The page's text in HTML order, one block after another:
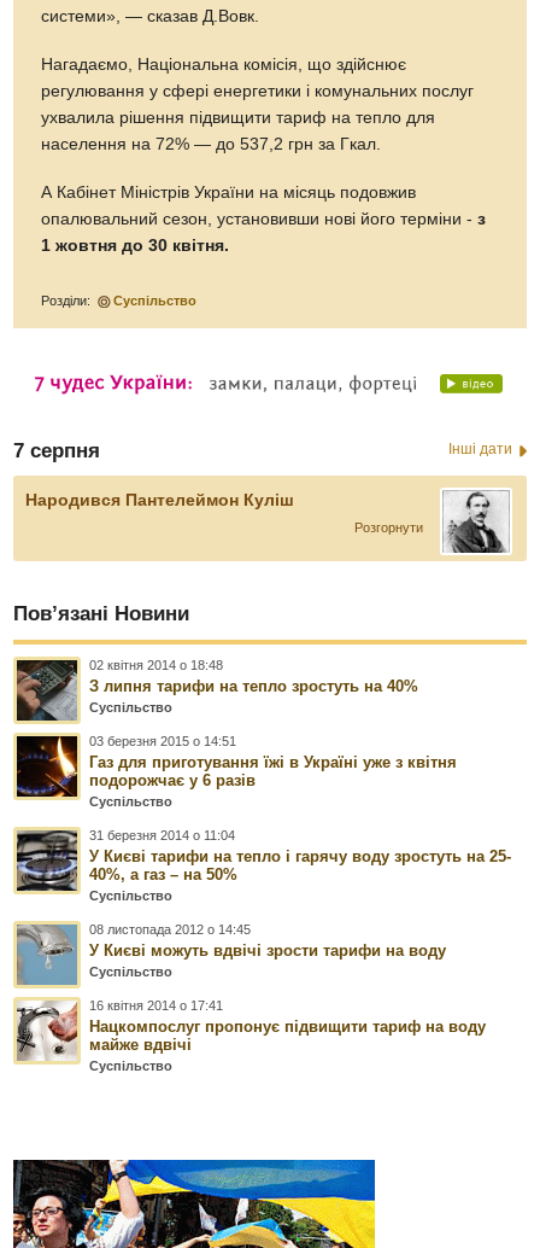
системи», — сказав Д.Вовк.
Нагадаємо, Національна комісія, що здійснює
регулювання у сфері енергетики і комунальних послуг
ухвалила рішення підвищити тариф на тепло для
населення на 72% — до 537,2 грн за Гкал.
А Кабінет Міністрів України на місяць подовжив
опалювальний сезон, установивши нові його терміни -з
1 жовтня до 30 квітня.
Розділи: Суспільство
7 серпня Інші дати
Народився Пантелеймон Куліш
Розгорнути
Пов’язані Новини
02 квітня 2014 о 18:48
З липня тарифи на тепло зростуть на 40%
Суспільство
03 березня 2015 о 14:51
Газ для приготування їжі в Україні уже з квітня
подорожчає у 6 разів
Суспільство
31 березня 2014 о 11:04
У Києві тарифи на тепло і гарячу воду зростуть на 25-
40%, а газ – на 50%
Суспільство
08 листопада 2012 о 14:45
У Києві можуть вдвічі зрости тарифи на воду
Суспільство
16 квітня 2014 о 17:41
Нацкомпослуг пропонує підвищити тариф на воду
майже вдвічі
Суспільство